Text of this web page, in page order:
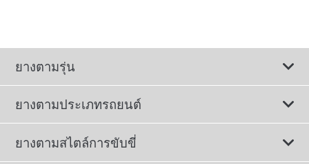
ยางตามรุ่น
ยางตามประเภทรถยนต์
ดูยางทั้งหมด
ยางตามสไตล์การขับขี่